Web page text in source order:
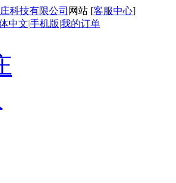
科技有限公司 网站 [客服中心]
中文|手机版|我的订单